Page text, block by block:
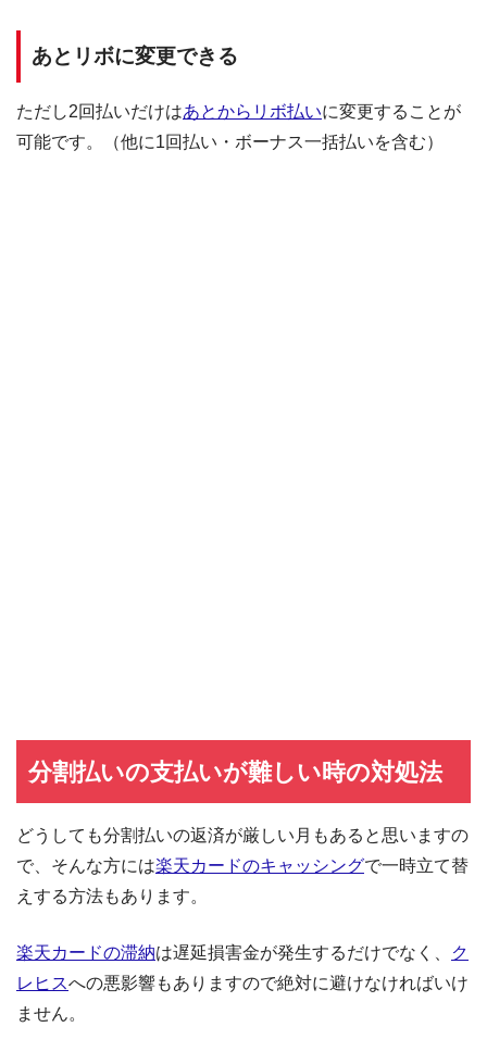
あとリボに変更できる
ただし2回払いだけはあとからリボ払いに変更することが
可能です。（他に1回払い・ボーナス一括払いを含む）
分割払いの支払いが難しい時の対処法
どうしても分割払いの返済が厳しい月もあると思いますの
で、そんな方には楽天カードのキャッシングで一時立て替
えする方法もあります。
楽天カードの滞納は遅延損害金が発生するだけでなく、
ク
レヒスへの悪影響もありますので絶対に避けなければいけ
ません。